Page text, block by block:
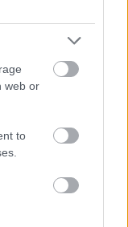
web or
to
OL-
i
armen
bekre
fter:
er seg